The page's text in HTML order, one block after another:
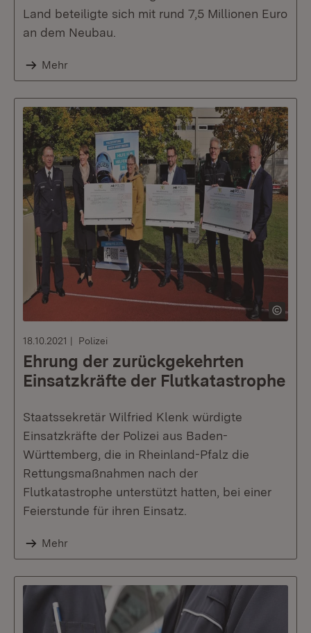
Land beteiligte sich mit rund 7,5 Millionen Euro
an dem Neubau.
Mehr
18.10.2021 Polizei
Ehrung der zurückgekehrten
Einsatzkräfte der Flutkatastrophe
Staatssekretär Wilfried Klenk würdigte
Einsatzkräfte der Polizei aus Baden-
Württemberg, die in Rheinland-Pfalz die
Rettungsmaßnahmen nach der
Flutkatastrophe unterstützt hatten, bei einer
Feierstunde für ihren Einsatz.
Mehr